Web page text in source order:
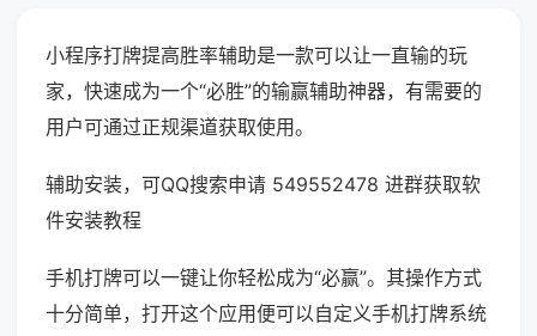
小程序打牌提高胜率辅助是一款可以让一直输的玩
家，快速成为一个“必胜”的输赢辅助神器，有需要的
用户可通过正规渠道获取使用。
辅助安装，可QQ搜索申请 549552478 进群获取软
件安装教程
手机打牌可以一键让你轻松成为“必赢”。其操作方式
十分简单，打开这个应用便可以自定义手机打牌系统